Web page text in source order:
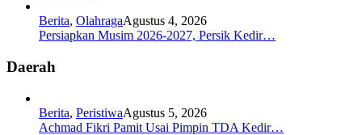
Berita, OlahragaAgustus 4, 2026
Persiapkan Musim 2026-2027, Persik Kedir…
Daerah
Berita, PeristiwaAgustus 5, 2026
Achmad Fikri Pamit Usai Pimpin TDA Kedir…